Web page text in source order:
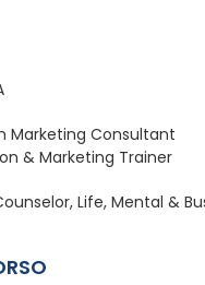
Marketing Consultant
& Marketing Trainer
Life, Mental &